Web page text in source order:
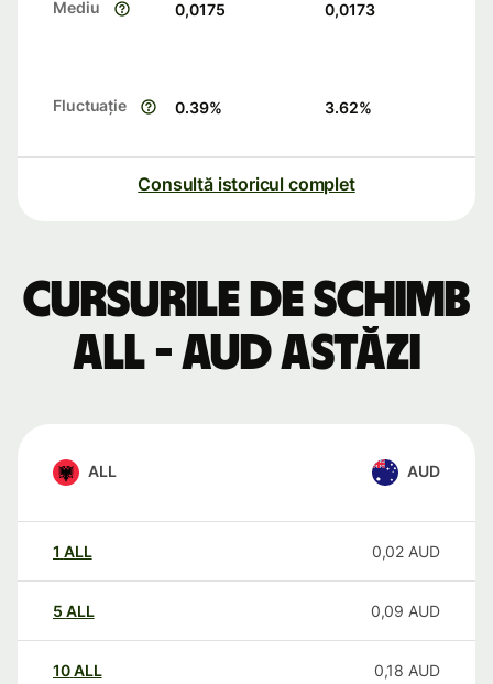
Mediu 0,0175 0,0173
Fluctuație 0.39% 3.62%
Consultă istoricul complet
Cursurile de schimb
ALL - AUD astăzi
ALL AUD
1 ALL 0,02 AUD
5 ALL 0,09 AUD
10ALL 0,18 AUD